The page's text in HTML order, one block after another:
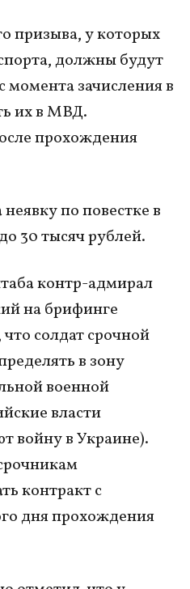
призыва, у которых
должны будут
момента зачисления в
их в МВД.
прохождения
по повестке в
30 тысяч рублей.
контр-адмирал
на брифинге
что солдат срочной
в зону
военной
власти
войну в Украине).
контракт с
дня прохождения